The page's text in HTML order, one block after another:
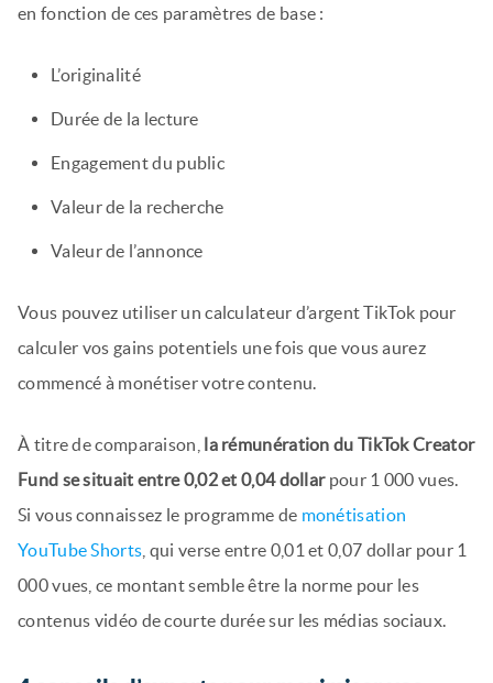
en fonction de ces paramètres de base :
L’originalité
Durée de la lecture
Engagement du public
Valeur de la recherche
Valeur de l’annonce
Vous pouvez utiliser un calculateur d’argent TikTok pour
calculer vos gains potentiels une fois que vous aurez
commencé à monétiser votre contenu.
À titre de comparaison,
la rémunération du TikTok Creator
Fund se situait entre 0,02 et 0,04 dollarpour 1 000 vues.
Si vous connaissez le programme de monétisation
YouTube Shorts , qui verse entre 0,01 et 0,07 dollar pour 1
000 vues, ce montant semble être la norme pour les
contenus vidéo de courte durée sur les médias sociaux.